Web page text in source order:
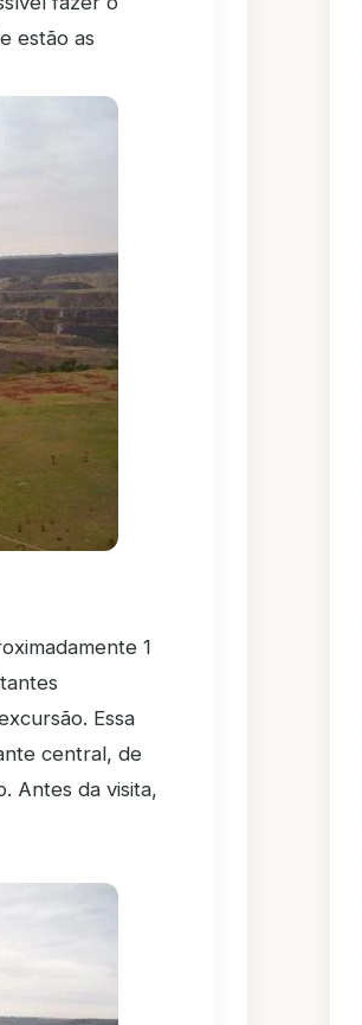
estão as
1
Essa
central, de
Antes da visita,